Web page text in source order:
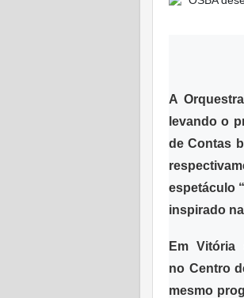
A
levando o
de Contas
espetáculo
inspirado
Em
no Centro
mesmo